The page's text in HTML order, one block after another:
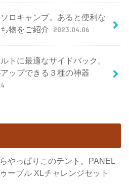
ロキャンプ。あると便利な
物をご紹介 2023.04.06
トに最適なサイドバック。
ップできる３種の神器
やっぱりこのテント。PANEL
ーブル XLチャレンジセット